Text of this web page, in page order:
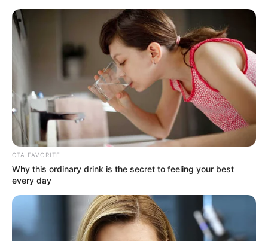
CTA FAVORITE
Why this ordinary drink is the secret to feeling your best
every day